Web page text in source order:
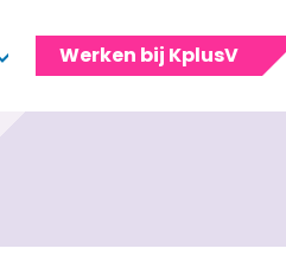
Werken bij KplusV